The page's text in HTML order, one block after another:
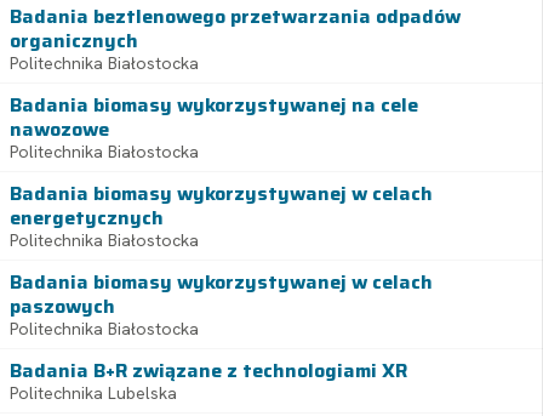
Badania beztlenowego przetwarzania odpadów
organicznych
Politechnika Białostocka
Badania biomasy wykorzystywanej na cele
nawozowe
Politechnika Białostocka
Badania biomasy wykorzystywanej w celach
energetycznych
Politechnika Białostocka
Badania biomasy wykorzystywanej w celach
paszowych
Politechnika Białostocka
Badania B+R związane z technologiami XR
Politechnika Lubelska